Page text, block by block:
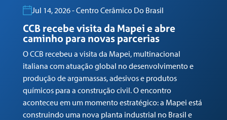
Jul 14, 2026 - Centro Cerâmico Do Brasil
CCB recebe visita da Mapei e abre
caminho para novas parcerias
O CCB recebeu a visita da Mapei, multinacional
italiana com atuação global no desenvolvimento e
produção de argamassas, adesivos e produtos
químicos para a construção civil. O encontro
aconteceu em um momento estratégico: a Mapei está
construindo uma nova planta industrial no Brasil e